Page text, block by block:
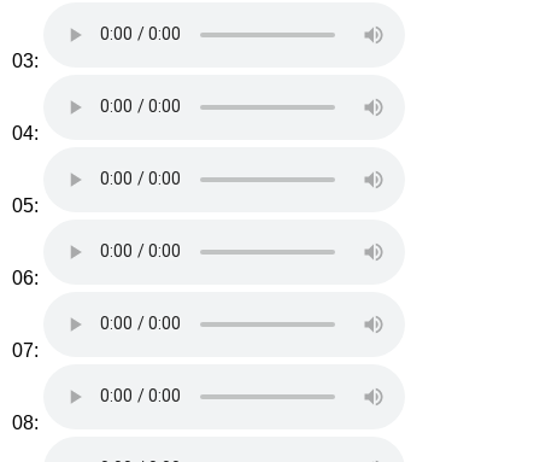
03:
04:
05:
06:
07:
08: